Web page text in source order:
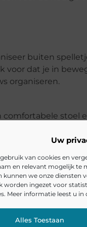
Uw
van cookies en
en relevant mogelijk te
kunnen we onze diensten
worden ingezet voor
Meer informatie leest u in
Alles Toestaan
buiten
voor dat je in
organiseren.
stoel
Zorg dat je
de zomer. Of je
er zijn
een zomerse oase!